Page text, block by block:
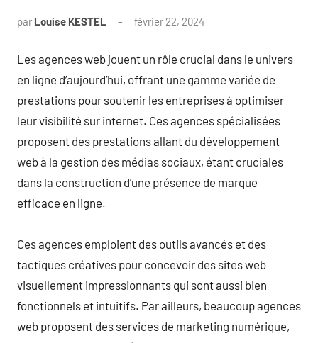
par Louise KESTEL février 22, 2024
Les agences web jouent un rôle crucial dans le univers
en ligne d’aujourd’hui, offrant une gamme variée de
prestations pour soutenir les entreprises à optimiser
leur visibilité sur internet. Ces agences spécialisées
proposent des prestations allant du développement
web à la gestion des médias sociaux, étant cruciales
dans la construction d’une présence de marque
efficace en ligne.
Ces agences emploient des outils avancés et des
tactiques créatives pour concevoir des sites web
visuellement impressionnants qui sont aussi bien
fonctionnels et intuitifs. Par ailleurs, beaucoup agences
web proposent des services de marketing numérique,